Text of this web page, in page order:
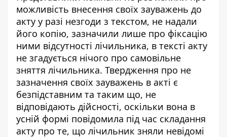
можливість внесення своїх зауважень до
акту у разі незгоди з текстом, не надали
його копію, зазначили лише про фіксацію
ними відсутності лічильника, в тексті акту
не згадується нічого про самовільне
зняття лічильника. Твердження про не
зазначення своїх зауважень в акті є
безпідставним та таким що, не
відповідають дійсності, оскільки вона в
усній формі повідомила під час складання
акту про те, що лічильник зняли невідомі